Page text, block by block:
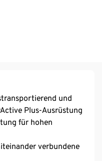
und
Plus-Ausrüstung
für hohen
verbundene